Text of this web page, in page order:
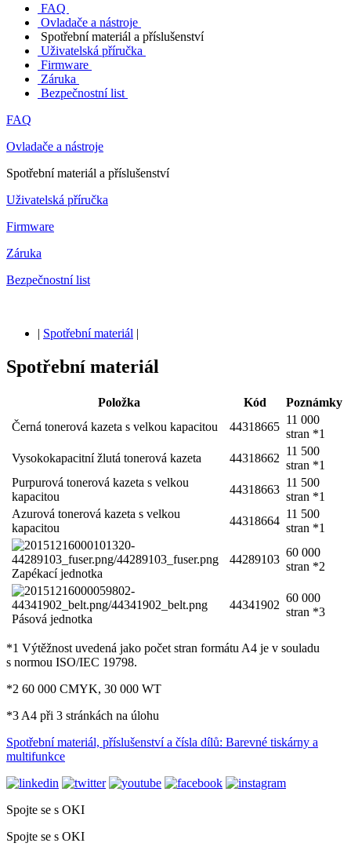
FAQ
Ovladače a nástroje
Spotřební materiál a příslušenství
Uživatelská příručka
Firmware
Záruka
Bezpečnostní list
FAQ
Ovladače a nástroje
Spotřební materiál a příslušenství
Uživatelská příručka
Firmware
Záruka
Bezpečnostní list
| Spotřební materiál |
Spotřební materiál
Položka Kód
Poznámky
Černá tonerová kazeta s velkou kapacitou
44318665
11 000
stran *1
Vysokokapacitní žlutá tonerová kazeta
44318662
11 500
stran *1
Purpurová tonerová kazeta s velkou
kapacitou
44318663
11 500
stran *1
Azurová tonerová kazeta s velkou
kapacitou
44318664
11 500
stran *1
Zapékací jednotka
44289103
60 000
stran *2
Pásová jednotka
44341902
60 000
stran *3
*1 Výtěžnost uvedená jako počet stran formátu A4 je v souladu
s normou ISO/IEC 19798.
*2 60 000 CMYK, 30 000 WT
*3 A4 při 3 stránkách na úlohu
Spotřební materiál, příslušenství a čísla dílů: Barevné tiskárny a
multifunkce
Spojte se s OKI
Spojte se s OKI